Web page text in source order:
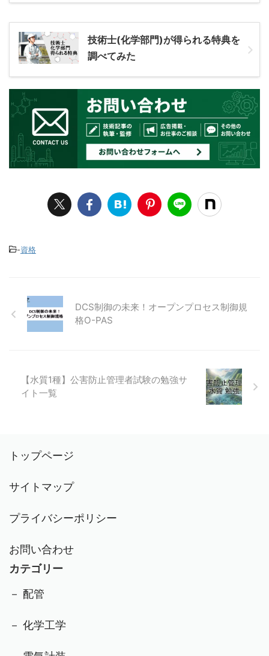
技術士(化学部門)が得られる特典を
調べてみた
-資格
DCS制御の未来！オープンプロセス制御規
格O-PAS
【水質1種】公害防止管理者試験の勉強サ
イト一覧
トップページ
サイトマップ
プライバシーポリシー
お問い合わせ
カテゴリー
－ 配管
－ 化学工学